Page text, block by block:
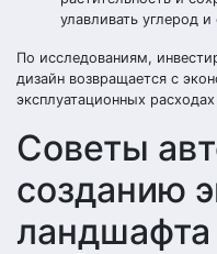
улавливать углерод
По исследованиям,
дизайн возвращается с
эксплуатационных
Советы
созданию
ландшафта